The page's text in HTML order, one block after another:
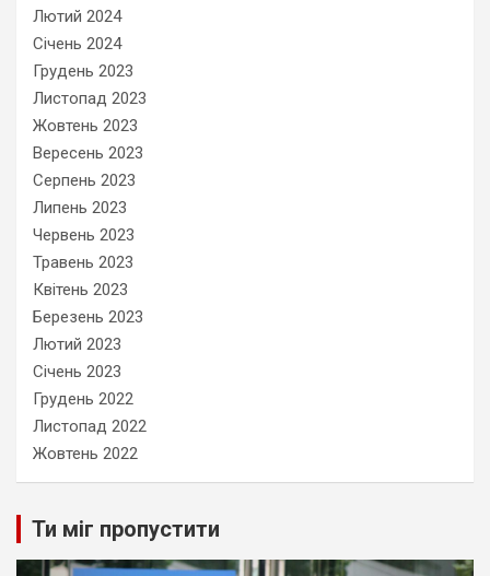
Лютий 2024
Січень 2024
Грудень 2023
Листопад 2023
Жовтень 2023
Вересень 2023
Серпень 2023
Липень 2023
Червень 2023
Травень 2023
Квітень 2023
Березень 2023
Лютий 2023
Січень 2023
Грудень 2022
Листопад 2022
Жовтень 2022
Ти міг пропустити